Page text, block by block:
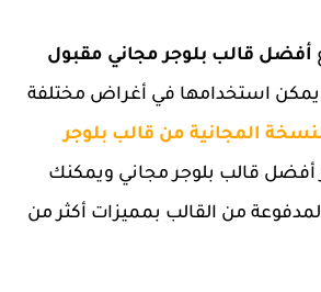
أفضل قالب بلوجر مجاني مقبول
يمكن استخدامها في أغراض مختلفة
المجانية من قالب بلوجر
أفضل قالب بلوجر مجاني ويمكنك
من القالب بمميزات أكثر من